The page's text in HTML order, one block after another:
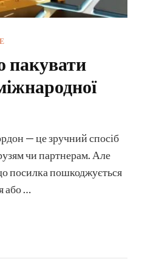
пакувати
— це зручний спосіб
чи партнерам. Але
посилка пошкоджується
або …